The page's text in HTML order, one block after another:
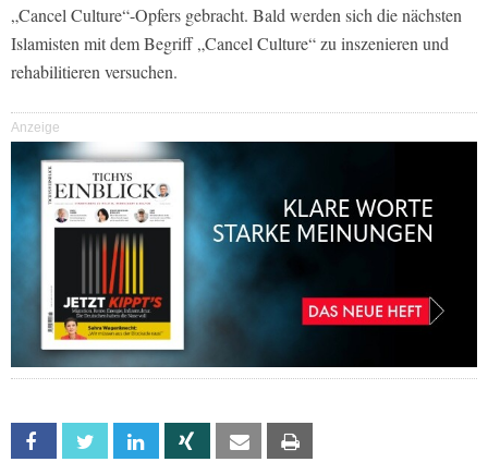
„Cancel Culture“-Opfers gebracht. Bald werden sich die nächsten
Islamisten mit dem Begriff „Cancel Culture“ zu inszenieren und
rehabilitieren versuchen.
Anzeige
Facebook Twitter Linkedin Xing Email